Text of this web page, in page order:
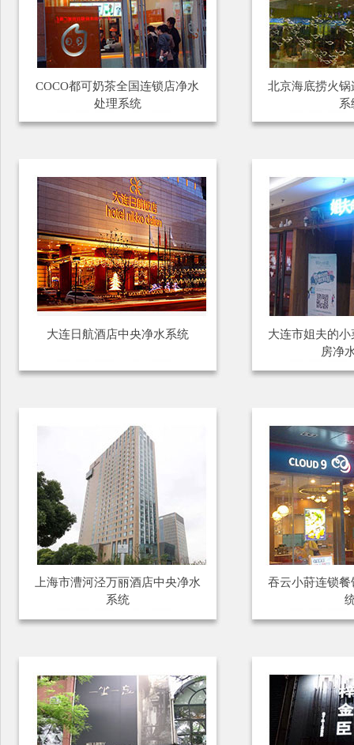
COCO都可奶茶全国连锁店净水
处理系统
北京海底捞火
系
大连日航酒店中央净水系统
大连市姐夫的
房净
上海市漕河泾万丽酒店中央净水
系统
吞云小莳连锁